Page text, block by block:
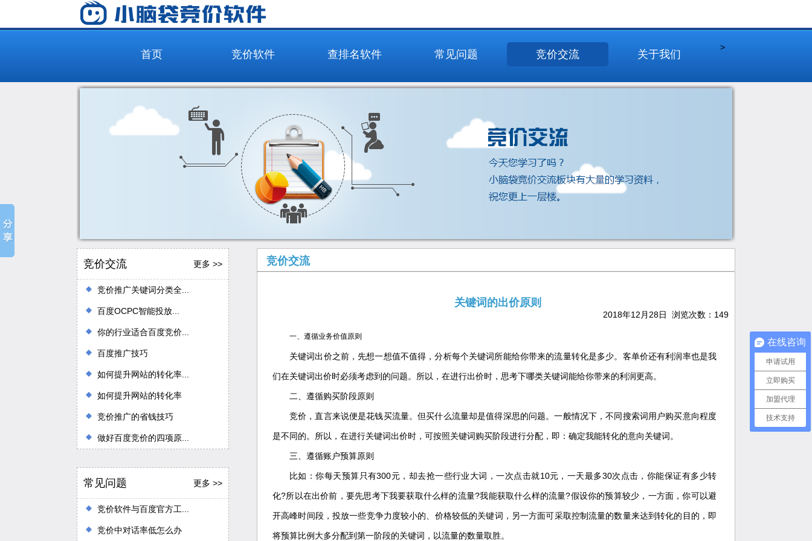
首页 竞价软件 查排名软件
>
常见问题 竞价交流 关于我们
竞价交流 更多 >>
竞价推广关键词分类全...
百度OCPC智能投放...
你的行业适合百度竞价...
百度推广技巧
如何提升网站的转化率...
如何提升网站的转化率
竞价推广的省钱技巧
做好百度竞价的四项原...
常见问题 更多 >>
竞价软件与百度官方工...
竞价中对话率低怎么办
竞价交流
关键词的出价原则
2018年12月28日 浏览次数： 149
一、遵循业务价值原则
关键词出价之前，先想一想值不值得，分析每个关键词所能给你带来的流量转化是多少。客单价还有利润率也是我
们在关键词出价时必须考虑到的问题。所以，在进行出价时，思考下哪类关键词能给你带来的利润更高。
二、遵循购买阶段原则
竞价，直言来说便是花钱买流量。但买什么流量却是值得深思的问题。一般情况下，不同搜索词用户购买意向程度
是不同的。所以，在进行关键词出价时，可按照关键词购买阶段进行分配，即：确定我能转化的意向关键词。
三、遵循账户预算原则
比如：你每天预算只有300元，却去抢一些行业大词，一次点击就10元，一天最多30次点击，你能保证有多少转
化?所以在出价前，要先思考下我要获取什么样的流量?我能获取什么样的流量?假设你的预算较少，一方面，你可以避
开高峰时间段，投放一些竞争力度较小的、价格较低的关键词，另一方面可采取控制流量的数量来达到转化的目的，即
将预算比例大多分配到第一阶段的关键词，以流量的数量取胜。
在线咨询
申请试用
立即购买
加盟代理
技术支持